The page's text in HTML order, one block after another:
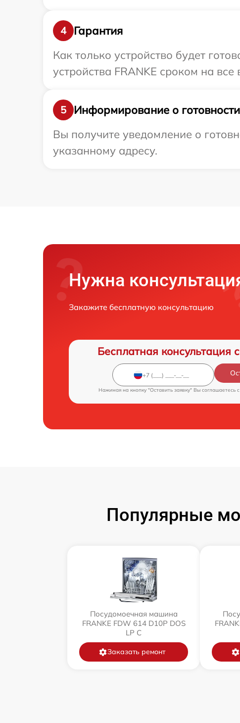
4
Гарантия
Как только устройство будет
устройства FRANKE сроком на
5
Информирование о готовности
Вы получите уведомление о
указанному адресу.
Нужна
Закажите бесплатную консультацию
Бесплатная консультация
Нажимая на кнопку "Оставить заявку" Вы соглашаетесь c
Популярные
Посудомоечная машина
FRANKE FDW 614 D10P DOS
LP C
Заказать ремонт